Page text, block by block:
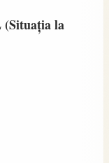
(Situația la